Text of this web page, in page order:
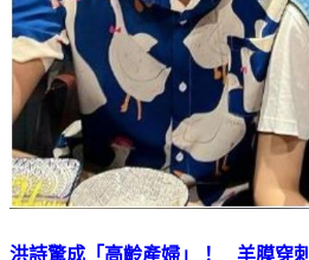
洪詩驚成「高齡產婦」！ 羊膜穿